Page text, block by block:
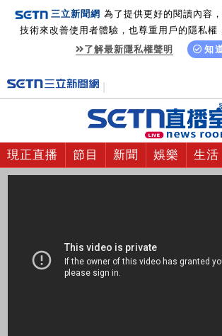
三立新聞網 為了提供更好的閱讀內容
技術來改善使用者體驗，也尊重用戶的隱私權
了解最新隱私權聲明
知
現正直播 節目 新聞 娛樂 生活